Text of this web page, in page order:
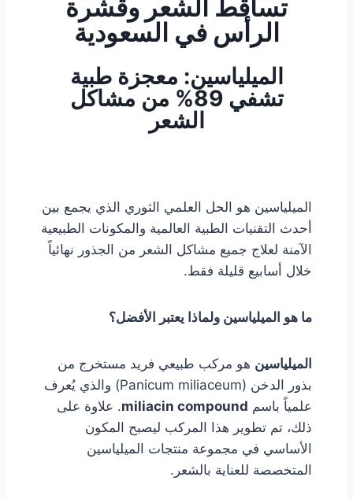
تساقط الشعر وقشرة
الرأس في السعودية
الميلياسين: معجزة طبية
تشفي 89% من مشاكل
الشعر
الميلياسين هو الحل العلمي الثوري الذي يجمع بين
أحدث التقنيات الطبية العالمية والمكونات الطبيعية
الآمنة لعلاج جميع مشاكل الشعر من الجذور نهائياً
خلال أسابيع قليلة فقط.
ما هو الميلياسين ولماذا يعتبر الأفضل؟
الميلياسين هو مركب طبيعي فريد مستخرج من
بذور الدخن (Panicum miliaceum) والذي يُعرف
علمياً باسم miliacin compound. علاوة على
ذلك، تم تطوير هذا المركب ليصبح المكون
الأساسي في مجموعة منتجات الميلياسين
المتخصصة للعناية بالشعر.